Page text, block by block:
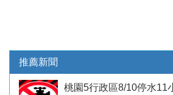
推薦新聞
桃園5行政區8/10停水